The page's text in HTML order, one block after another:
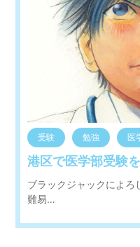
受験 勉強 医
港区で医学部受験
ブラックジャックによ
難易…